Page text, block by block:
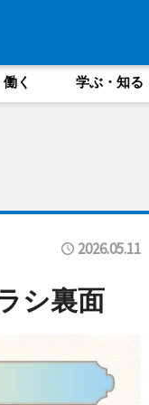
く 学ぶ・知る
2026.05.11
シ裏面